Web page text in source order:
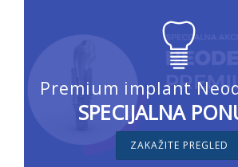
Premium implant
SPECIJALNA
ZAKAŽITE PREGLED